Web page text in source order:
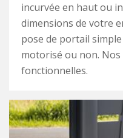
incurvée en haut ou
dimensions de votre
pose de portail
motorisé ou non.
fonctionnelles.